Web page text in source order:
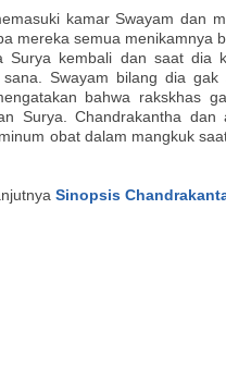
kamar Swayam dan
mereka semua menikamnya
Surya kembali dan saat dia
Swayam bilang dia
bahwa rakskhas
Surya. Chandrakantha
obat dalam mangkuk
Sinopsis